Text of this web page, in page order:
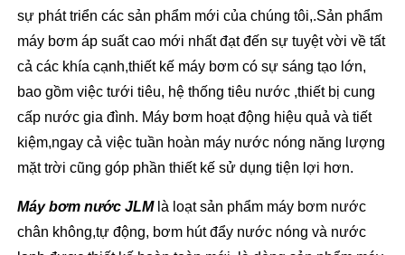
sự phát triển các sản phẩm mới của chúng tôi,.Sản phẩm
máy bơm áp suất cao mới nhất đạt đến sự tuyệt vời về tất
cả các khía cạnh,thiết kế máy bơm có sự sáng tạo lớn,
bao gồm việc tưới tiêu, hệ thống tiêu nước ,thiết bị cung
cấp nước gia đình. Máy bơm hoạt động hiệu quả và tiết
kiệm,ngay cả việc tuần hoàn máy nước nóng năng lượng
mặt trời cũng góp phần thiết kế sử dụng tiện lợi hơn.
Máy bơm nước JLMlà loạt sản phẩm máy bơm nước
chân không,tự động, bơm hút đẩy nước nóng và nước